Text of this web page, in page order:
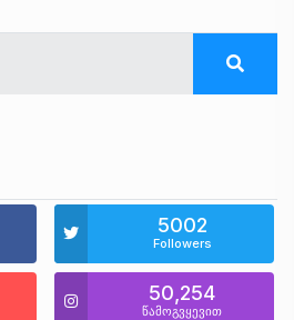
5002
Followers
50,254
წამოგვყევით